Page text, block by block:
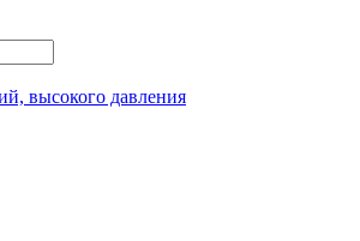
высокого давления